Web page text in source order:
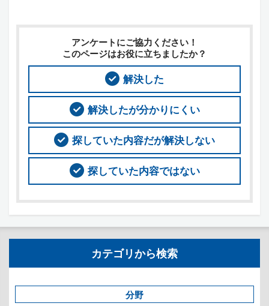
アンケートにご協力ください！
このページはお役に立ちましたか？
解決した
解決したが分かりにくい
探していた内容だが解決しない
探していた内容ではない
カテゴリから検索
分野